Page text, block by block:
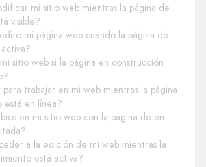
mi sitio web mientras la página de
visible?
mi página web cuando la página de
sitio web si la página en construcción
trabajar en mi web mientras la página
está en línea?
en mi sitio web con la página de en
a la edición de mi web mientras la
está activa?